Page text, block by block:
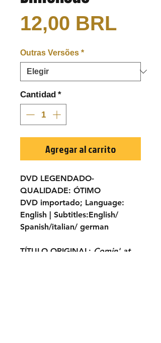
12,00 BRL
Outras Versões *
Cantidad *
Agregar al carrito
DVD LEGENDADO-
QUALIDADE: ÓTIMO
DVD importado; Language:
English | Subtitles:English/
Spanish/italian/ german
TÍTULO ORIGINAL: Comin' at